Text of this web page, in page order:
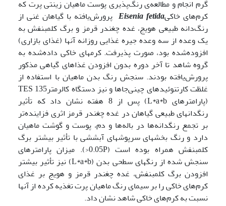
گرم انجام و مطالعه‌ی رنگ‌پذیری پوست ماهیان زینتی پرت که
کرم‌های خاکیEisenia fetida پرورش‌یافته با گیاهان غنی از
رنگ‌دانه طبیعی هویج، غده چغندر قرمز و برگ کلم­بنفش به
یک وعده از سه وعده جیره غذایی روزانه آنها (غذای بازاری)
افزوده‌شده بود، صورت پذیرفت. کرمهای خاکی داده‌شده به
گروه شاهد تا آخر دوره بدون افزودن غذاهای گیاهی مذکور
پرورش‌یافته بودند. سنجش رنگ بدن ماهیان با استفاده از
غلظت کارتنوئیدهای چینی‌جاها و نیز دستگاه کالرمترTES 135
(پارامترهای L*a*b) پس از 8 هفته نشان داد که تأثیر
رنگدانهای طبیعی گیاهان در غده چغندر قرمز اثری فزاینده‌تر
بر تجمع رنگدانه‌ها در باله‌ها و دم، پوست و گوشت ماهیان
دارد و رنگ بخشهای سرپوشهای آبششی با تأثیر بیشتر برگ
کلم­بنفش همراه
بوده است (0.05P<). میزان پارامترهای
سنجش شده از رنگهای سطحی بدن (L*a*b) نیز تأثیر بیشتر
افزودن برگ کلم­بنفش، غده چغندر قرمز و هویج بر غذای
کرم‌های خاکی را بر سیمای رنگ ماهیان پرت تغذیه کرده از آنها
نسبت به کرم‌های خاکی شاهد نشان داد.